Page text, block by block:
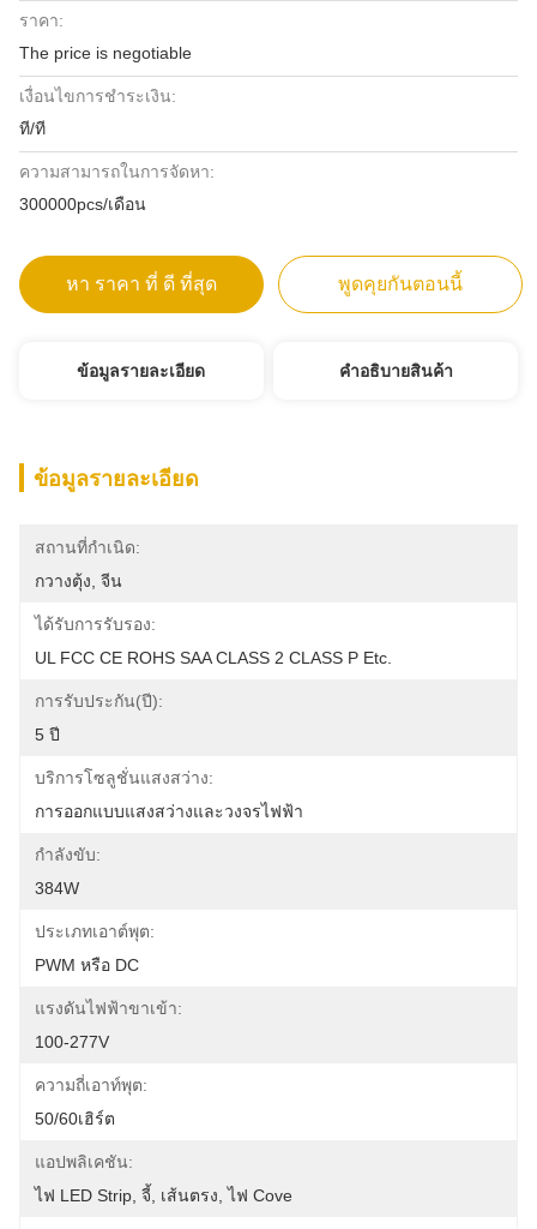
ราคา:
The price is negotiable
เงื่อนไขการชำระเงิน:
ที/ที
ความสามารถในการจัดหา:
300000pcs/เดือน
หา ราคา ที่ ดี ที่สุด พูดคุยกันตอนนี้
ข้อมูลรายละเอียด คําอธิบายสินค้า
ข้อมูลรายละเอียด
สถานที่กำเนิด:
กวางตุ้ง, จีน
ได้รับการรับรอง:
UL FCC CE ROHS SAA CLASS 2 CLASS P Etc.
การรับประกัน(ปี):
5 ปี
บริการโซลูชั่นแสงสว่าง:
การออกแบบแสงสว่างและวงจรไฟฟ้า
กำลังขับ:
384W
ประเภทเอาต์พุต:
PWM หรือ DC
แรงดันไฟฟ้าขาเข้า:
100-277V
ความถี่เอาท์พุต:
50/60เฮิร์ต
แอปพลิเคชัน:
ไฟ LED Strip, จี้, เส้นตรง, ไฟ Cove